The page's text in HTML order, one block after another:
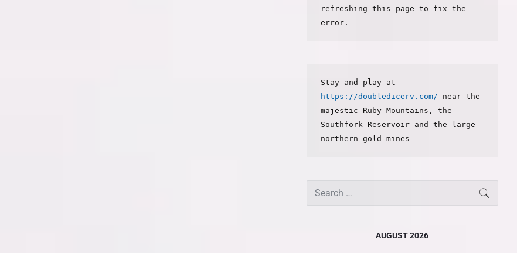
refreshing this page to fix the
error.
https://doubledicerv.com/ near the
majestic Ruby Mountains, the
Southfork Reservoir and the large
northern gold mines
AUGUST 2026